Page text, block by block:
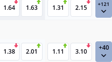
1.64 1.63 1.31 2.15 +121
1.38 2.01 1.11 3.10 +40